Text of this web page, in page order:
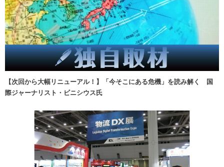
【次回から大幅リニューアル！】「今そこにある危機」を読み解く 国
際ジャーナリスト・ビニシウス氏